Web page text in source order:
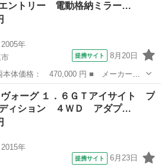
ントリー 電動格納ミラー…
2005年
提携サイト 8月20日
１ ■ グレード名： Ｒ アルカンタ
トリー 電動格納ミラー ＣＶＴ Ａ
ヴォーグ １．６ＧＴアイサイト プ
ディション ４ＷＤ アダプ…
2015年
提携サイト 6月23日